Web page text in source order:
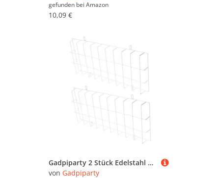
gefunden bei Amazon
10,09 €
Gadpiparty 2 Stück Edelstahl Schutzgitter für Notleuchte Drahtschutz Abdeckung für Sicherheits Fluchtwegschild Wandmontage Einfache Installation Fingerschutz Langlebig
von Gadpiparty